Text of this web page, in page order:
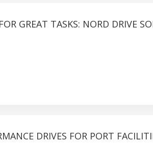
GREAT TASKS: NORD DRIVE
DRIVES FOR PORT